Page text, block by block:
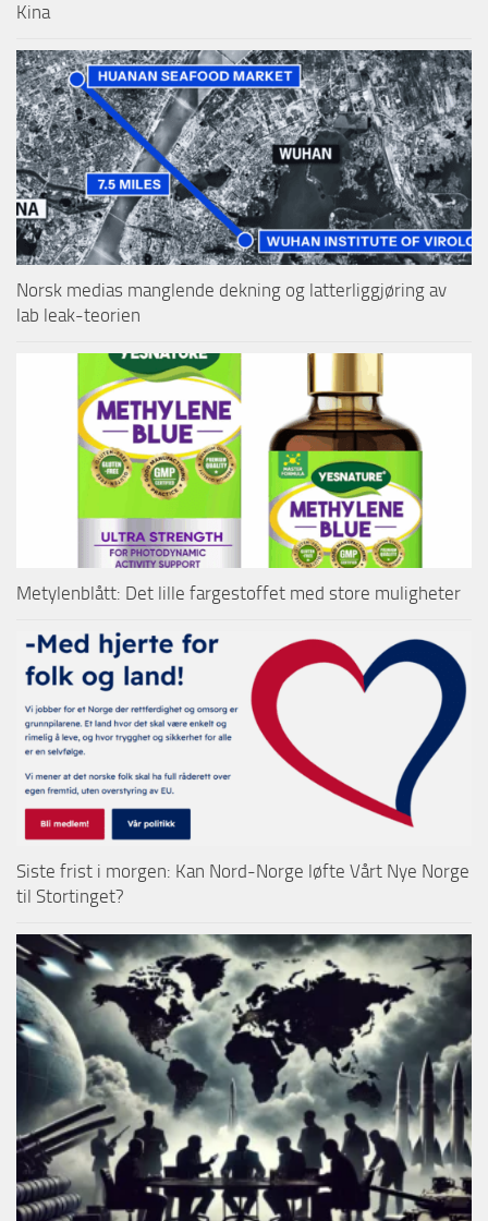
Kina
Norsk medias manglende dekning og latterliggjøring av
lab leak-teorien
Metylenblått: Det lille fargestoffet med store muligheter
Siste frist i morgen: Kan Nord-Norge løfte Vårt Nye Norge
til Stortinget?